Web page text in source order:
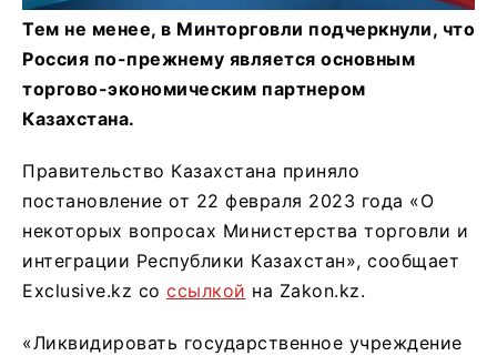
Тем не менее, в Минторговли подчеркнули, что
Россия по-прежнему является основным
торгово-экономическим партнером
Казахстана.
Правительство Казахстана приняло
постановление от 22 февраля 2023 года «О
некоторых вопросах Министерства торговли и
интеграции Республики Казахстан», сообщает
Exclusive.kz со ссылкой на Zakon.kz.
«Ликвидировать государственное учреждение